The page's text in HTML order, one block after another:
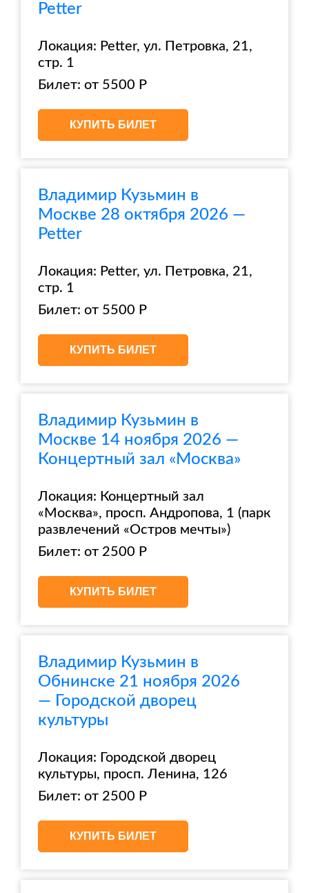
Petter
Локация: Petter, ул. Петровка, 21,
стр. 1
Билет: от 5500 Р
КУПИТЬ БИЛЕТ
Владимир Кузьмин в
Москве 28 октября 2026 —
Petter
Локация: Petter, ул. Петровка, 21,
стр. 1
Билет: от 5500 Р
КУПИТЬ БИЛЕТ
Владимир Кузьмин в
Москве 14 ноября 2026 —
Концертный зал «Москва»
Локация: Концертный зал
«Москва», просп. Андропова, 1 (парк
развлечений «Остров мечты»)
Билет: от 2500 Р
КУПИТЬ БИЛЕТ
Владимир Кузьмин в
Обнинске 21 ноября 2026
— Городской дворец
культуры
Локация: Городской дворец
культуры, просп. Ленина, 126
Билет: от 2500 Р
КУПИТЬ БИЛЕТ